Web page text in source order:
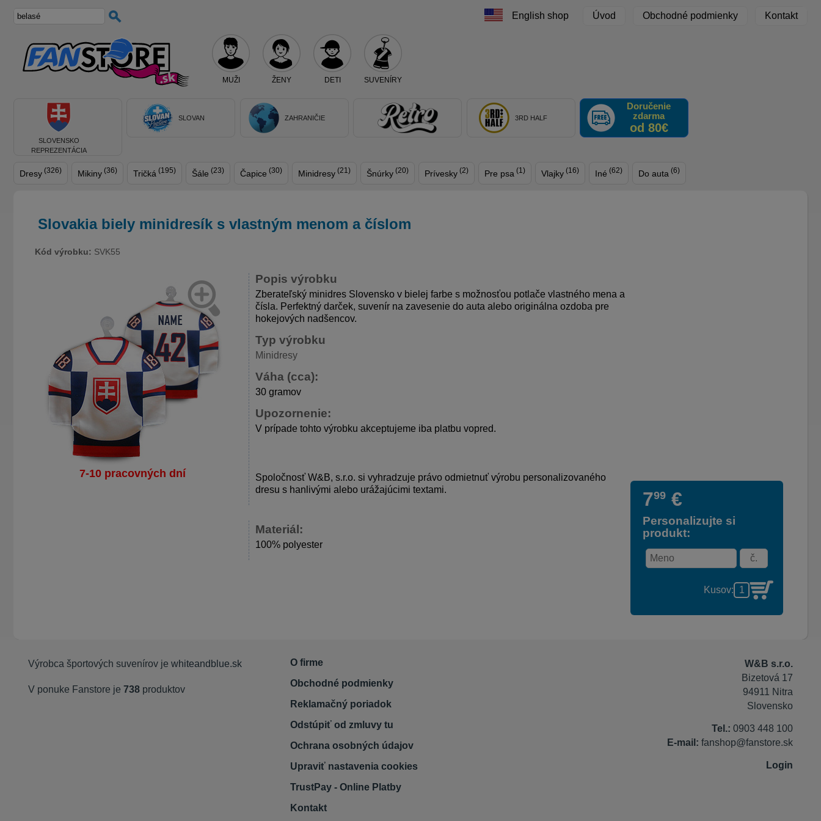
Úvod Obchodné podmienky Kontakt
English shop
MUŽI ŽENY DETI SUVENÍRY
Teraz vyberte klub, alebo typ výrobku
SLOVENSKO
REPREZENTÁCIA
SLOVAN ZAHRANIČIE 3RD HALF
Doručenie
zdarma
od 80€
Dresy (326) Mikiny (36) Tričká (195) Šále (23) Čapice (30) Minidresy (21) Šnúrky (20) Prívesky (2) Pre psa (1) Vlajky (16) Iné (62) Do auta (6)
Slovakia biely minidresík s vlastným menom a číslom
Kód výrobku: SVK55
7-10 pracovných dní
Popis výrobku
Zberateľský minidres Slovensko v bielej farbe s možnosťou potlače vlastného mena a
čísla. Perfektný darček, suvenír na zavesenie do auta alebo originálna ozdoba pre
hokejových nadšencov.
Typ výrobku
Minidresy
Váha (cca):
30 gramov
Upozornenie:
V prípade tohto výrobku akceptujeme iba platbu vopred.
Spoločnosť W&B, s.r.o. si vyhradzuje právo odmietnuť výrobu personalizovaného
dresu s hanlivými alebo urážajúcimi textami.
Materiál:
100% polyester
799 €
Personalizujte si
produkt:
Kusov:
Výrobca športových suvenírov je whiteandblue.sk
V ponuke Fanstore je 738 produktov
O firme
Obchodné podmienky
Reklamačný poriadok
Odstúpiť od zmluvy tu
Ochrana osobných údajov
Upraviť nastavenia cookies
TrustPay - Online Platby
Kontakt
W&B s.r.o.
Bizetová 17
94911 Nitra
Slovensko
Tel.: 0903 448 100
E-mail: fanshop@fanstore.sk
Login